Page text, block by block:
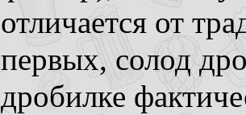
отличается от
первых, солод
дробилке